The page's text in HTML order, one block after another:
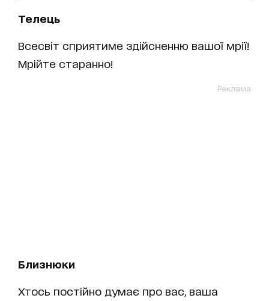
Телець
Всесвіт сприятиме здійсненню вашої мрії!
Мрійте старанно!
Реклама
Близнюки
Хтось постійно думає про вас, ваша